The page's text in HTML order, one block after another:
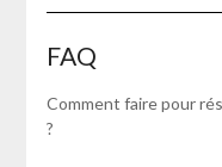
FAQ
Comment faire pour
?